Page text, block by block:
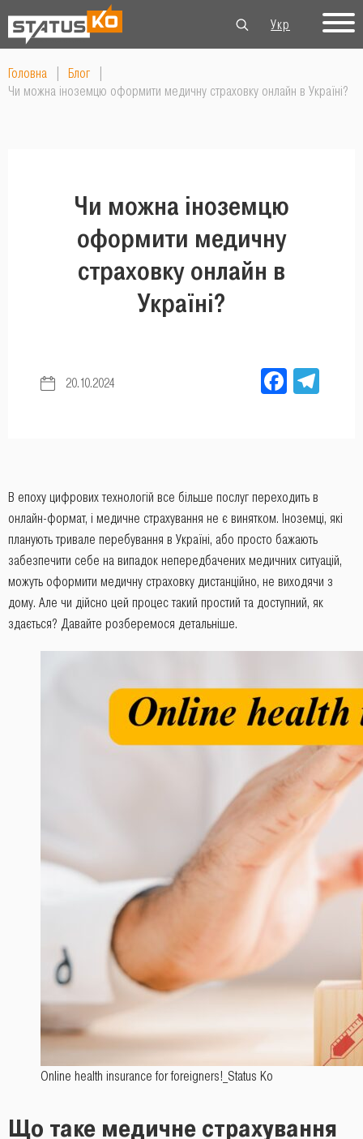
Укр
Рус
Головна Блог
Чи можна іноземцю оформити медичну страховку онлайн в Україні?
Чи можна іноземцю
оформити медичну
страховку онлайн в
Україні?
20.10.2024
В епоху цифрових технологій все більше послуг переходить в
онлайн-формат, і медичне страхування не є винятком. Іноземці, які
планують тривале перебування в Україні, або просто бажають
забезпечити себе на випадок непередбачених медичних ситуацій,
можуть оформити медичну страховку дистанційно, не виходячи з
дому. Але чи дійсно цей процес такий простий та доступний, як
здається? Давайте розберемося детальніше.
Online health insurance for foreigners!_Status Ko
Що таке медичне страхування